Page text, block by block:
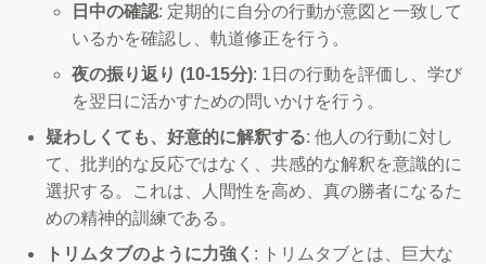
日中の確認: 定期的に自分の行動が意図と一致して
いるかを確認し、軌道修正を行う。
夜の振り返り (10-15分): 1日の行動を評価し、学び
を翌日に活かすための問いかけを行う。
疑わしくても、好意的に解釈する: 他人の行動に対し
て、批判的な反応ではなく、共感的な解釈を意識的に
選択する。これは、人間性を高め、真の勝者になるた
めの精神的訓練である。
トリムタブのように力強く : トリムタブとは、巨大な